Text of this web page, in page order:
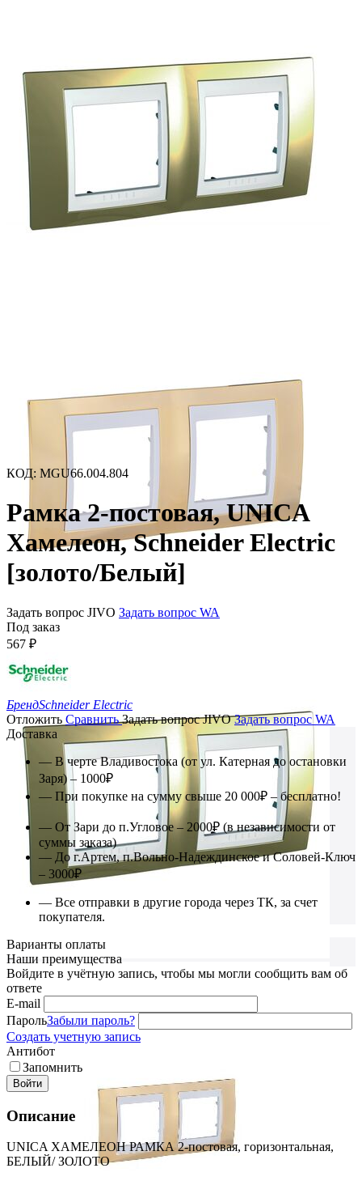
КОД: MGU66.004.804
Рамка 2-постовая, UNICA
Хамелеон, Schneider Electric
[золото/Белый]
Задать вопрос JIVO Задать вопрос WA
Под заказ
567 ₽
БрендSchneider Electric
Отложить СравнитьЗадать вопрос JIVO Задать вопрос WA
Доставка
— В черте Владивостока (от ул. Катерная до остановки
Заря) – 1000₽
— При покупке на сумму свыше 20 000₽ – бесплатно!
— От Зари до п.Угловое – 2000₽ (в независимости от
суммы заказа)
— До г.Артем, п.Вольно-Надеждинское и Соловей-Ключ
– 3000₽
— Все отправки в другие города через ТК, за счет
покупателя.
Варианты оплаты
Наши преимущества
Войдите в учётную запись, чтобы мы могли сообщить вам об
ответе
E-mail
ПарольЗабыли пароль?
Создать учетную запись
Антибот
Запомнить
Войти
Описание
UNICA ХАМЕЛЕОН РАМКА 2-постовая, горизонтальная,
БЕЛЫЙ/ ЗОЛОТО